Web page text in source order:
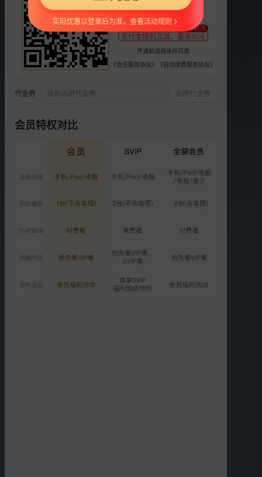
2026-06-01
第3期上：昌炯八喜惊喜返
场
界”
2026-06-04
演
2026-06-05
六一企划：萌娃全员花式比
2034.2万次播放
支持 扫码支付
支付宝随机立减，最高88元
至少减1元
开通前请阅读并同意
《会员服务协议》 《自动续费服务协议》
代金券 没有可用代金券 兑换代金券
会员特权对比
实际优惠以登录后为准，查看活动规则